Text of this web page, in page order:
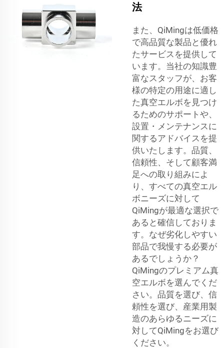
法
また、QiMingは低価格
で高品質な製品と優れ
たサービスを提供して
います。当社の知識豊
富なスタッフが、お客
様の特定の用途に適し
た真空エルボを見つけ
るためのサポートや、
設置・メンテナンスに
関するアドバイスを提
供いたします。品質、
信頼性、そして顧客満
足への取り組みによ
り、すべての真空エル
ボニーズに対して
QiMingが最適な選択で
あると確信しておりま
す。なぜ劣化しやすい
部品で我慢する必要が
あるでしょうか？
QiMingのプレミアム真
空エルボを選んでくだ
さい。品質を選び、信
頼性を選び、産業用製
造のあらゆるニーズに
対してQiMingをお選び
ください。